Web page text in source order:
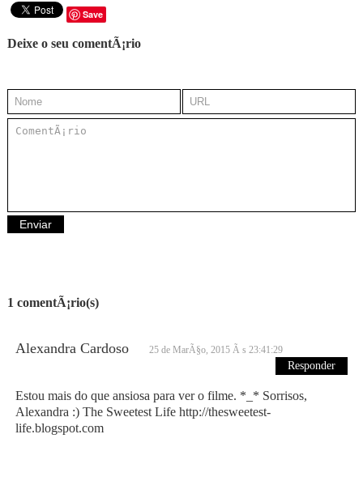
Save
Deixe o seu comentÃ¡rio
1 comentÃ¡rio(s)
Alexandra Cardoso 25 de MarÃ§o, 2015 Ã s 23:41:29
Responder
Estou mais do que ansiosa para ver o filme. *_* Sorrisos,
Alexandra :) The Sweetest Life http://thesweetest-
life.blogspot.com